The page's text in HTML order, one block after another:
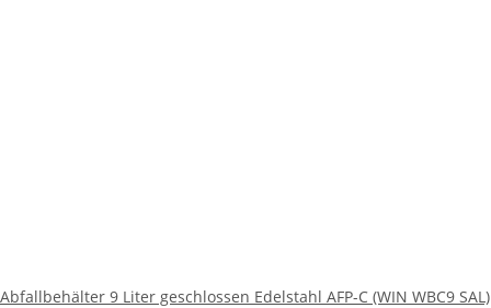
Abfallbehälter 9 Liter geschlossen Edelstahl AFP-C (WIN WBC9 SAL)